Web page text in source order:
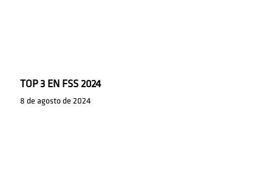
TOP 3 EN FSS 2024
8 de agosto de 2024